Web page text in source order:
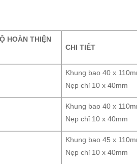
HOÀN THIỆN
CHI TIẾT
Khung bao 40 x
Nẹp chỉ 10 x 40mm
Khung bao 40 x
Nẹp chỉ 10 x 40mm
Khung bao 45 x
Nẹp chỉ 10 x 40mm